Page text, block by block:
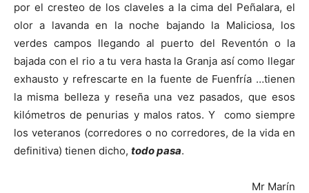
por el cresteo de los claveles a la cima del Peñalara, el
olor a lavanda en la noche bajando la Maliciosa, los
verdes campos llegando al puerto del Reventón o la
bajada con el rio a tu vera hasta la Granja así como llegar
exhausto y refrescarte en la fuente de Fuenfría …tienen
la misma belleza y reseña una vez pasados, que esos
kilómetros de penurias y malos ratos. Y como siempre
los veteranos (corredores o no corredores, de la vida en
definitiva) tienen dicho, todo pasa.
Mr Marín